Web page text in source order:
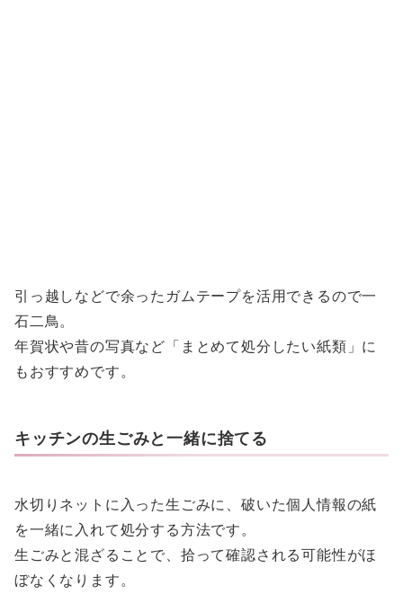
引っ越しなどで余ったガムテープを活用できるので一
石二鳥。
年賀状や昔の写真など「まとめて処分したい紙類」に
もおすすめです。
キッチンの生ごみと一緒に捨てる
水切りネットに入った生ごみに、破いた個人情報の紙
を一緒に入れて処分する方法です。
生ごみと混ざることで、拾って確認される可能性がほ
ぼなくなります。